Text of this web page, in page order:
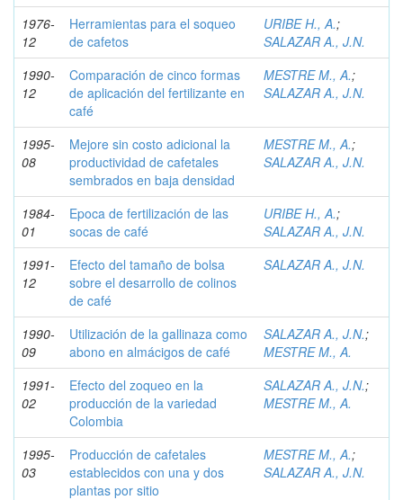
1976-
12
Herramientas para el soqueo
de cafetos
URIBE H., A.;
SALAZAR A., J.N.
1990-
12
Comparación de cinco formas
de aplicación del fertilizante en
café
MESTRE M., A.;
SALAZAR A., J.N.
1995-
08
Mejore sin costo adicional la
productividad de cafetales
sembrados en baja densidad
MESTRE M., A.;
SALAZAR A., J.N.
1984-
01
Epoca de fertilización de las
socas de café
URIBE H., A.;
SALAZAR A., J.N.
1991-
12
Efecto del tamaño de bolsa
sobre el desarrollo de colinos
de café
SALAZAR A., J.N.
1990-
09
Utilización de la gallinaza como
abono en almácigos de café
SALAZAR A., J.N.;
MESTRE M., A.
1991-
02
Efecto del zoqueo en la
producción de la variedad
Colombia
SALAZAR A., J.N.;
MESTRE M., A.
1995-
03
Producción de cafetales
establecidos con una y dos
plantas por sitio
MESTRE M., A.;
SALAZAR A., J.N.